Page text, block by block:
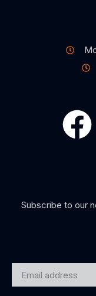
F
e
o
Subscribe to our
address